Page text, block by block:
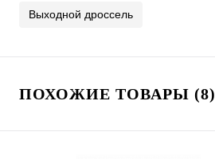
Выходной дроссель
ПОХОЖИЕ ТОВАРЫ (8)